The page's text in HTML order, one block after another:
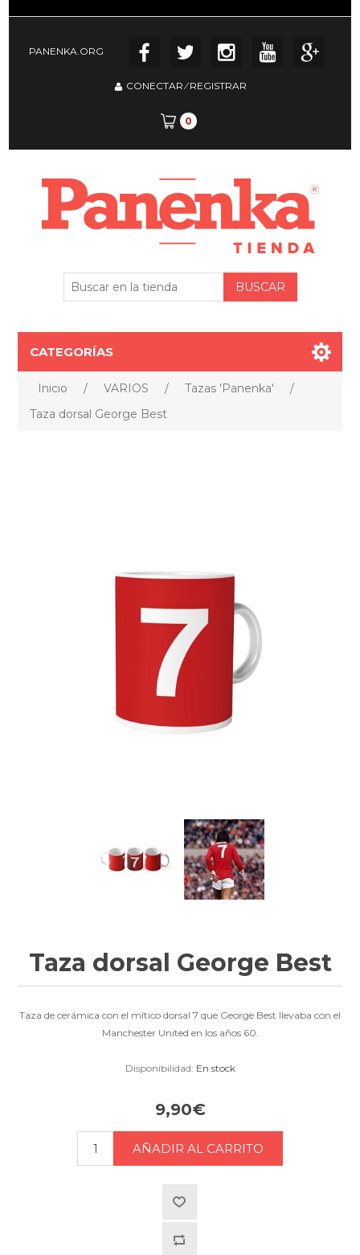
PANENKA.ORG
CONECTAR⁄REGISTRAR
0
CATEGORÍAS
Inicio / VARIOS / Tazas 'Panenka'
/
Taza dorsal George Best
Taza dorsal George Best
Taza de cerámica con el mítico dorsal 7 que George Best llevaba con el
Manchester United en los años 60.
Disponibilidad: En stock
9,90€